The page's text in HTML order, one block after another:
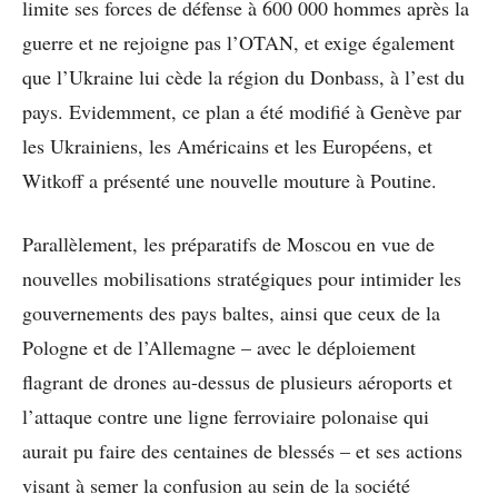
limite ses forces de défense à 600 000 hommes après la
guerre et ne rejoigne pas l’OTAN, et exige également
que l’Ukraine lui cède la région du Donbass, à l’est du
pays. Evidemment, ce plan a été modifié à Genève par
les Ukrainiens, les Américains et les Européens, et
Witkoff a présenté une nouvelle mouture à Poutine.
Parallèlement, les préparatifs de Moscou en vue de
nouvelles mobilisations stratégiques pour intimider les
gouvernements des pays baltes, ainsi que ceux de la
Pologne et de l’Allemagne – avec le déploiement
flagrant de drones au-dessus de plusieurs aéroports et
l’attaque contre une ligne ferroviaire polonaise qui
aurait pu faire des centaines de blessés – et ses actions
visant à semer la confusion au sein de la société